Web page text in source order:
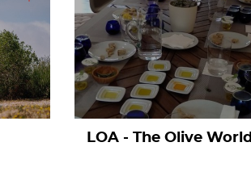
LOA - The Olive World